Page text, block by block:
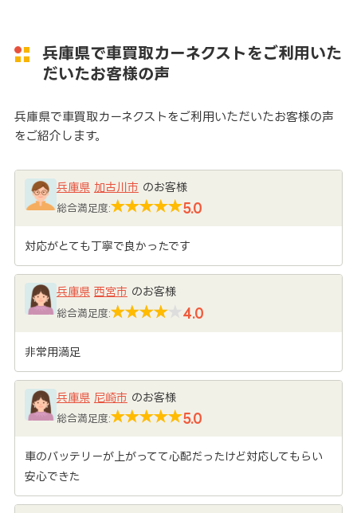
兵庫県で車買取カーネクストをご利用いた
だいたお客様の声
兵庫県で車買取カーネクストをご利用いただいたお客様の声
をご紹介します。
兵庫県 加古川市 のお客様
総合満足度: 5.0
対応がとても丁寧で良かったです
兵庫県 西宮市 のお客様
総合満足度: 4.0
非常用満足
兵庫県 尼崎市 のお客様
総合満足度: 5.0
車のバッテリーが上がってて心配だったけど対応してもらい
安心できた